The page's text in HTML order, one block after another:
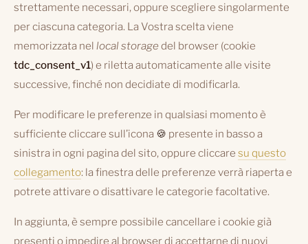
strettamente necessari, oppure scegliere singolarmente
per ciascuna categoria. La Vostra scelta viene
memorizzata nel local storagedel browser (cookie
tdc_consent_v1) e riletta automaticamente alle visite
successive, finché non decidiate di modificarla.
Per modificare le preferenze in qualsiasi momento è
sufficiente cliccare sull’icona 🍪 presente in basso a
sinistra in ogni pagina del sito, oppure cliccare su questo
collegamento: la finestra delle preferenze verrà riaperta e
potrete attivare o disattivare le categorie facoltative.
In aggiunta, è sempre possibile cancellare i cookie già
presenti o impedire al browser di accettarne di nuovi